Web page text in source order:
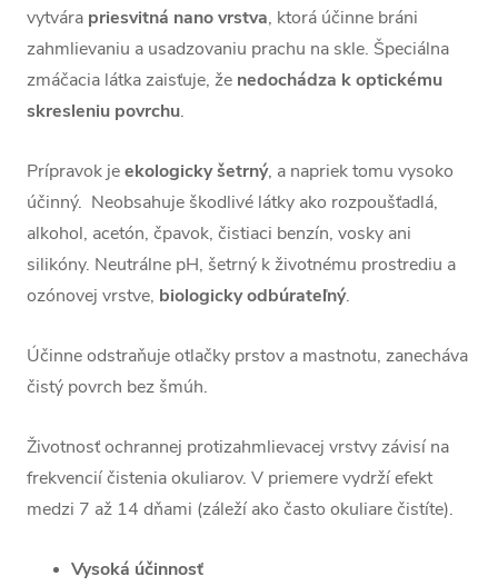
vytvára priesvitná nanovrstva, ktorá účinne bráni
zahmlievaniu a usadzovaniu prachu na skle. Špeciálna
zmáčacia látka zaisťuje, že nedochádza k optickému
skresleniu povrchu.
Prípravok jeekologicky šetrný, a napriek tomu vysoko
účinný. Neobsahuje škodlivé látky ako rozpoušťadlá,
alkohol, acetón, čpavok, čistiaci benzín, vosky ani
silikóny. Neutrálne pH, šetrný k životnému prostrediu a
ozónovej vrstve, biologickyodbúrateľný.
Účinne odstraňuje otlačky prstov a mastnotu, zanecháva
čistý povrch bez šmúh.
Životnosť ochrannej protizahmlievacej vrstvy závisí na
frekvencií čistenia okuliarov. V priemere vydrží efekt
medzi 7 až 14 dňami (záleží ako často okuliare čistíte).
Vysoká účinnosť